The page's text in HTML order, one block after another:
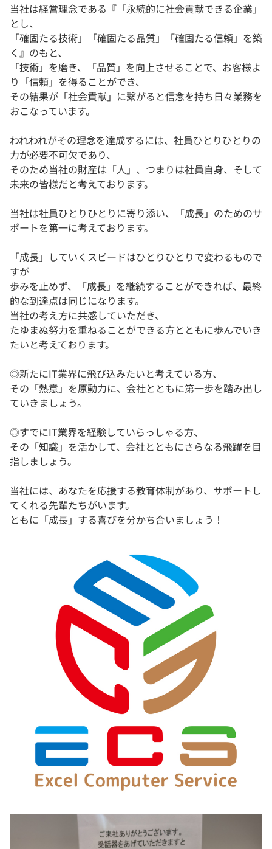
学校向けプラン
契約内容・クーポン
当社は経営理念である『「永続的に社会貢献できる企業」
とし、
「確固たる技術」「確固たる品質」「確固たる信頼」を築
く』のもと、
「技術」を磨き、「品質」を向上させることで、お客様よ
り「信頼」を得ることができ、
その結果が「社会貢献」に繋がると信念を持ち日々業務を
おこなっています。
われわれがその理念を達成するには、社員ひとりひとりの
力が必要不可欠であり、
そのため当社の財産は「人」、つまりは社員自身、そして
未来の皆様だと考えております。
当社は社員ひとりひとりに寄り添い、「成長」のためのサ
ポートを第一に考えております。
「成長」していくスピードはひとりひとりで変わるもので
すが
歩みを止めず、「成長」を継続することができれば、最終
的な到達点は同じになります。
当社の考え方に共感していただき、
たゆまぬ努力を重ねることができる方とともに歩んでいき
たいと考えております。
◎新たにIT業界に飛び込みたいと考えている方、
その「熱意」を原動力に、会社とともに第一歩を踏み出し
ていきましょう。
◎すでにIT業界を経験していらっしゃる方、
その「知識」を活かして、会社とともにさらなる飛躍を目
指しましょう。
当社には、あなたを応援する教育体制があり、サポートし
てくれる先輩たちがいます。
ともに「成長」する喜びを分かち合いましょう！